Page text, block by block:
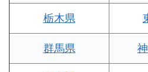
栃木県
群馬県